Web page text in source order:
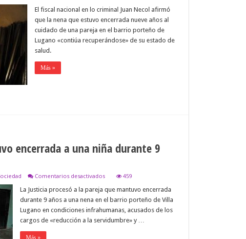
a
conocer
se
cometieron
El fiscal nacional en lo criminal Juan Necol afirmó
que la nena que estuvo encerrada nueve años al
cuidado de una pareja en el barrio porteño de
Lugano «contiúa recuperándose» de su estado de
salud.
Más »
encerrada a una niña durante 9
Comentarios desactivadosen
a
la
que
tuvo
459
La Justicia procesó a la pareja que mantuvo encerrada
durante 9 años a una nena en el barrio porteño de Villa
Lugano en condiciones infrahumanas, acusados de los
cargos de «reducción a la servidumbre» y …
Más »